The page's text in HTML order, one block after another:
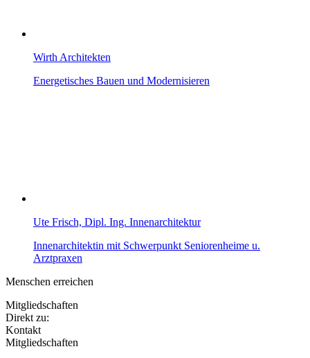
Wirth Architekten
Energetisches Bauen und Modernisieren
Ute Frisch, Dipl. Ing. Innenarchitektur
Innenarchitektin mit Schwerpunkt Seniorenheime u.
Arztpraxen
Menschen erreichen
Mitgliedschaften
Direkt zu:
Kontakt
Mitgliedschaften